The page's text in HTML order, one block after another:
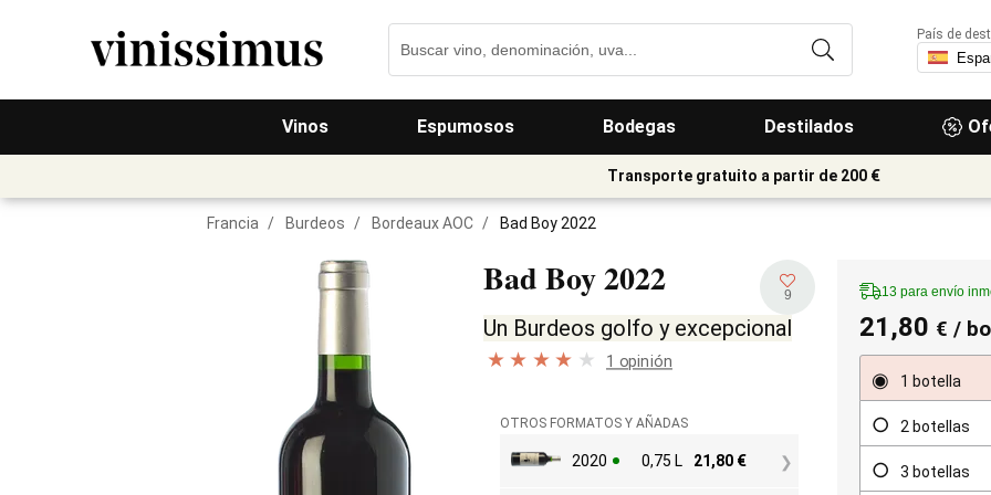
Vinos Espumosos Bodegas Destilados
País de
Transporte gratuito a partir de 200 €
Francia / Burdeos / Bordeaux AOC / Bad Boy 2022
Bad Boy2022 9
Un Burdeos golfo y excepcional
1 opinión
OTROS FORMATOS Y AÑADAS
2020 0,75 L 21,80 €
13 para envío
21,80 € /
1 botella
2 botellas
3 botellas